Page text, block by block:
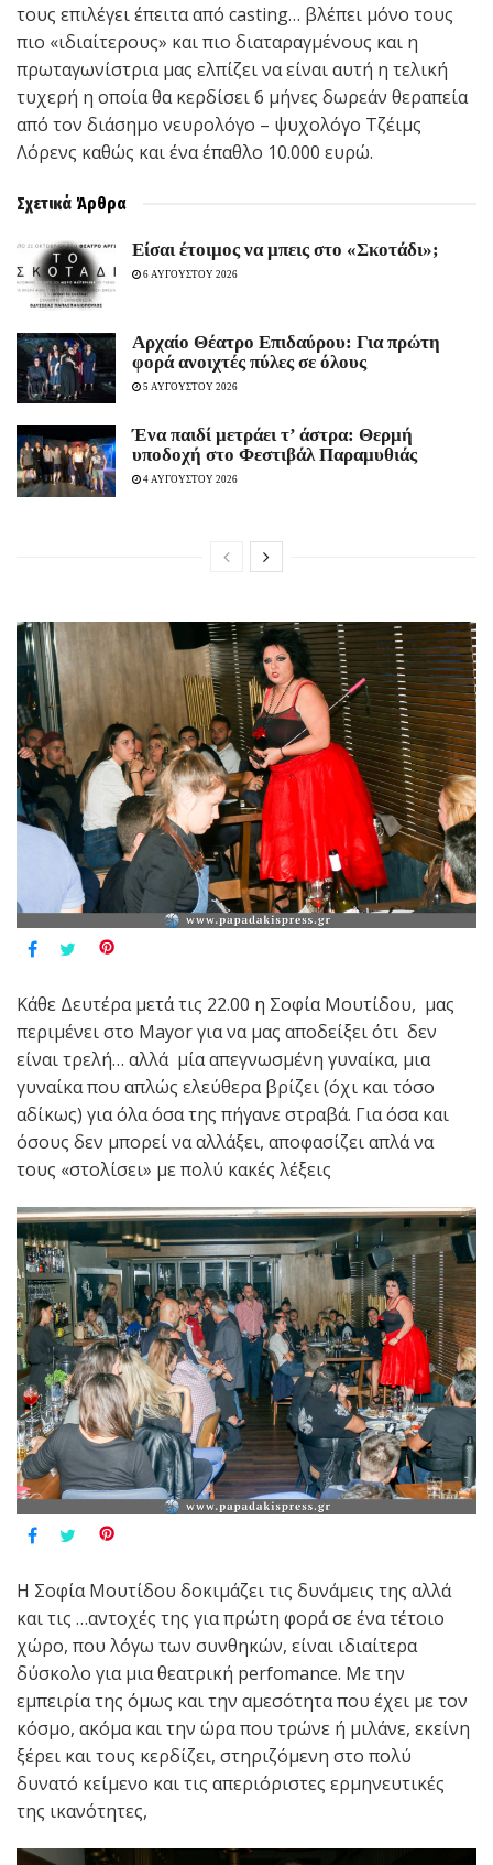
τους επιλέγει έπειτα από casting… βλέπει μόνο τους
πιο «ιδιαίτερους» και πιο διαταραγμένους και η
πρωταγωνίστρια μας ελπίζει να είναι αυτή η τελική
τυχερή η οποία θα κερδίσει 6 μήνες δωρεάν θεραπεία
από τον διάσημο νευρολόγο – ψυχολόγο Τζέιμς
Λόρενς καθώς και ένα έπαθλο 10.000 ευρώ.
Σχετικά Άρθρα
Είσαι έτοιμος να μπεις στο «Σκοτάδι»;
6 ΑΥΓΟΥΣΤΟΥ 2026
Αρχαίο Θέατρο Επιδαύρου: Για πρώτη
φορά ανοιχτές πύλες σε όλους
5 ΑΥΓΟΥΣΤΟΥ 2026
Ένα παιδί μετράει τ’ άστρα: Θερμή
υποδοχή στο Φεστιβάλ Παραμυθιάς
4 ΑΥΓΟΥΣΤΟΥ 2026
Κάθε Δευτέρα μετά τις 22.00 η Σοφία Μουτίδου, μας
περιμένει στο Mayor για να μας αποδείξει ότι δεν
είναι τρελή… αλλά μία απεγνωσμένη γυναίκα, μια
γυναίκα που απλώς ελεύθερα βρίζει (όχι και τόσο
αδίκως) για όλα όσα της πήγανε στραβά. Για όσα και
όσους δεν μπορεί να αλλάξει, αποφασίζει απλά να
τους «στολίσει» με πολύ κακές λέξεις
Η Σοφία Μουτίδου δοκιμάζει τις δυνάμεις της αλλά
και τις …αντοχές της για πρώτη φορά σε ένα τέτοιο
χώρο, που λόγω των συνθηκών, είναι ιδιαίτερα
δύσκολο για μια θεατρική perfomance. Με την
εμπειρία της όμως και την αμεσότητα που έχει με τον
κόσμο, ακόμα και την ώρα που τρώνε ή μιλάνε, εκείνη
ξέρει και τους κερδίζει, στηριζόμενη στο πολύ
δυνατό κείμενο και τις απεριόριστες ερμηνευτικές
της ικανότητες,